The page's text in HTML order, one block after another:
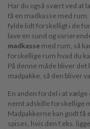
Har du også svært ved at
få en madkasse med
fylde lidt forskelligt i de
lave en sund og
madkassemed rum, så
forskellige rum hvad du
På denne måde bliver det
madpakke, så den bliver
En anden fordel i at
nemt adskille forskellige
Madpakkerne kan godt
spises, hvis den f.eks.